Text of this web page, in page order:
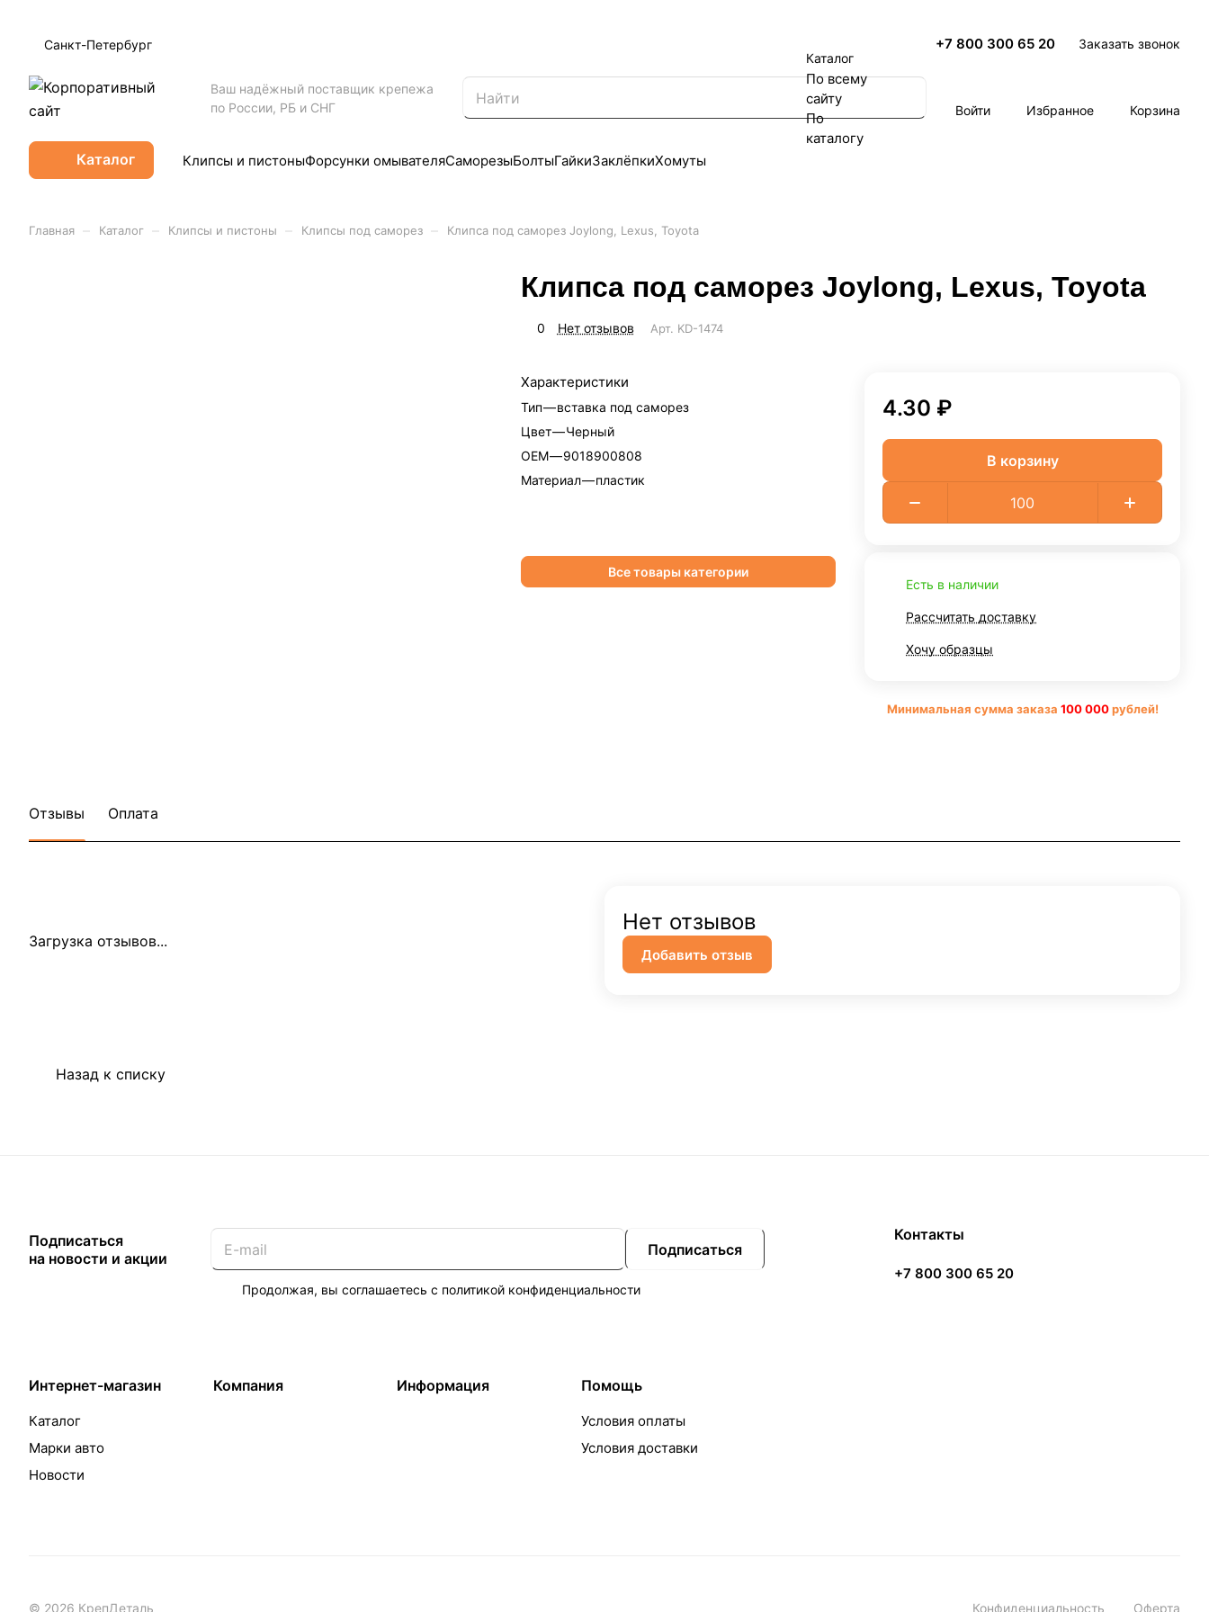
Санкт-Петербург +7 800 300 65 20 Заказать звонок
Ваш надёжный поставщик крепежа
по России, РБ и СНГ
Каталог
По всему
сайту
По
каталогу
Войти Избранное Корзина
Каталог Клипсы и пистоныФорсунки омывателяСаморезыБолтыГайкиЗаклёпкиХомуты
Главная Каталог Клипсы и пистоны Клипсы под саморез Клипса под саморез Joylong, Lexus, Toyota
Клипса под саморез Joylong, Lexus, Toyota
0 Нет отзывов Арт. KD-1474
Характеристики
Тип—вставка под саморез
Цвет—Черный
OEM—9018900808
Материал—пластик
Все товары категории
4.30 ₽
В корзину
Есть в наличии
Рассчитать доставку
Хочу образцы
Минимальная сумма заказа 100 000рублей!
Отзывы Оплата
Загрузка отзывов...
Нет отзывов
Добавить отзыв
Назад к списку
Подписаться
на новости и акции
Подписаться
Продолжая, вы соглашаетесь с политикой конфиденциальности
Интернет-магазин
Каталог
Марки авто
Новости
Компания Информация Помощь
Условия оплаты
Условия доставки
Контакты
+7 800 300 65 20
© 2026 КрепДеталь Конфиденциальность Оферта